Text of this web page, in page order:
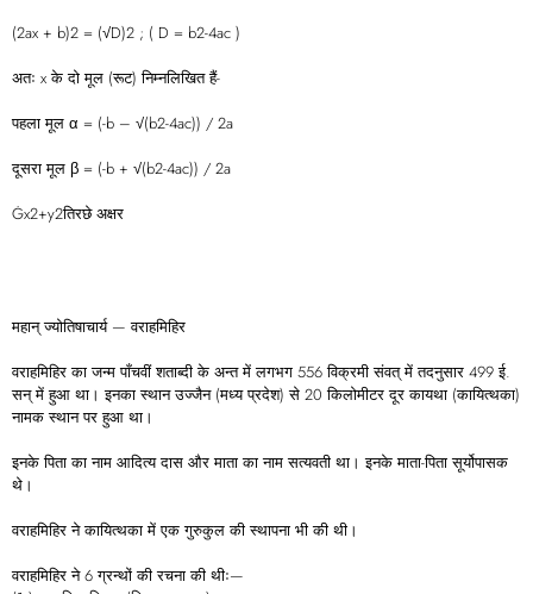
(2ax + b)2 = (√D)2 ; ( D = b2-4ac )
अतः x के दो मूल (रूट) निम्नलिखित हैं-
पहला मूल α = (-b – √(b2-4ac)) / 2a
दूसरा मूल β = (-b + √(b2-4ac)) / 2a
Ġx2+y2तिरछे अक्षर
महान् ज्योतिषाचार्य — वराहमिहिर
वराहमिहिर का जन्म पाँचवीं शताब्दी के अन्त में लगभग 556 विक्रमी संवत् में तदनुसार 499 ई.
सन् में हुआ था। इनका स्थान उज्जैन (मध्य प्रदेश) से 20 किलोमीटर दूर कायथा (कायित्थका)
नामक स्थान पर हुआ था।
इनके पिता का नाम आदित्य दास और माता का नाम सत्यवती था। इनके माता-पिता सूर्योपासक
थे।
वराहमिहिर ने कायित्थका में एक गुरुकुल की स्थापना भी की थी।
वराहमिहिर ने 6 ग्रन्थों की रचना की थीः—